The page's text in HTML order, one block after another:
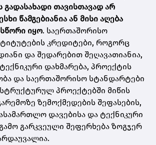
თავისთავად არ
წამგებიანია ან მისი აღება
იყო. საერთაშორისო
კრედიტები, როგორც
და შედარებით შეღავათიანია,
დახმარება, პროექტის
და საერთაშორისო სტანდარტები
პროექტებში მიწის
ზემოქმედების შეფასების,
დავებისა და ტექნიკური
გარკვეული შეფერხება ზოგჯერ